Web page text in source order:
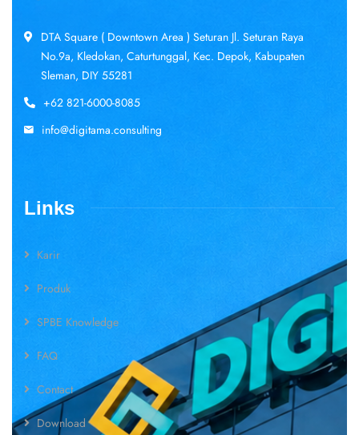
DTA Square ( Downtown Area ) Seturan Jl. Seturan Raya
No.9a, Kledokan, Caturtunggal, Kec. Depok, Kabupaten
Sleman, DIY 55281
+62 821-6000-8085
info@digitama.consulting
Links
Karir
Produk
SPBE Knowledge
FAQ
Contact
Download